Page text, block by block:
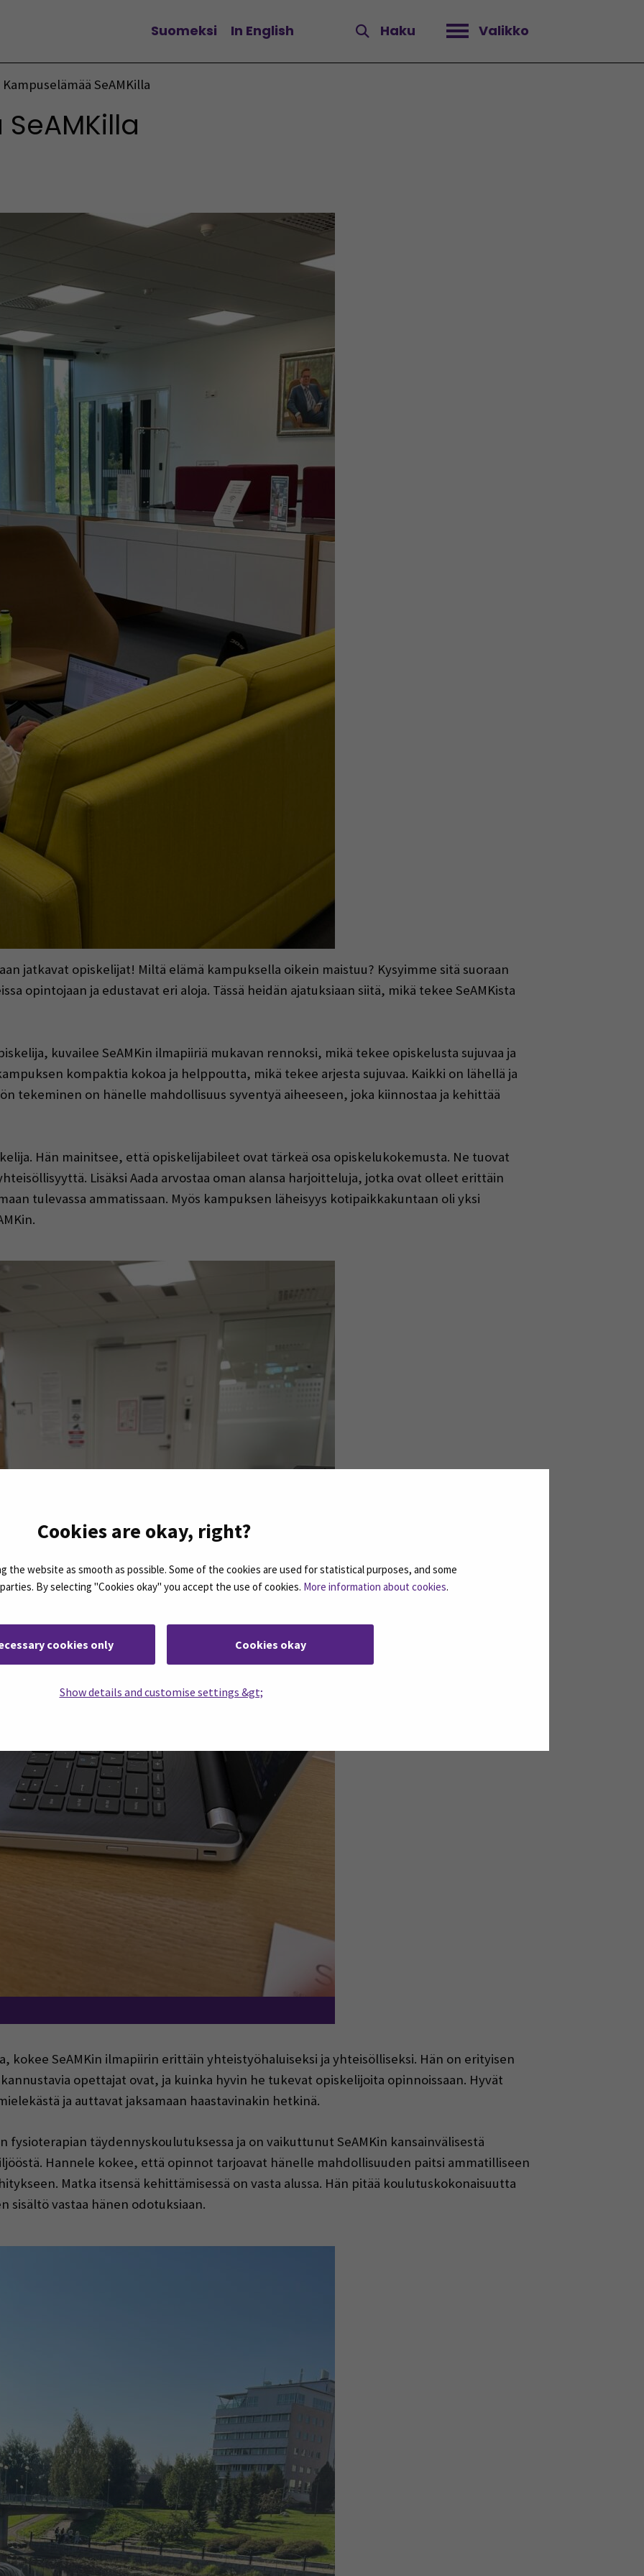
Cookies are okay, right?
the website as smooth as possible. Some of the cookies are used for statistical purposes, and some
By selecting "Cookies okay" you accept the use of cookies. More information about cookies.
cookies only Cookies okay
Show details and customise settings &gt;
Vaihda kieltä
Suomeksi In English Haku Valikko
Avaa valikko
Kampuselämää SeAMKilla
jatkavat opiskelijat! Miltä elämä kampuksella oikein maistuu? Kysyimme sitä suoraan
opintojaan ja edustavat eri aloja. Tässä heidän ajatuksiaan siitä, mikä tekee SeAMKista
kuvailee SeAMKin ilmapiiriä mukavan rennoksi, mikä tekee opiskelusta sujuvaa ja
kompaktia kokoa ja helppoutta, mikä tekee arjesta sujuvaa. Kaikki on lähellä ja
tekeminen on hänelle mahdollisuus syventyä aiheeseen, joka kiinnostaa ja kehittää
Hän mainitsee, että opiskelijabileet ovat tärkeä osa opiskelukokemusta. Ne tuovat
Lisäksi Aada arvostaa oman alansa harjoitteluja, jotka ovat olleet erittäin
tulevassa ammatissaan. Myös kampuksen läheisyys kotipaikkakuntaan oli yksi
kokee SeAMKin ilmapiirin erittäin yhteistyöhaluiseksi ja yhteisölliseksi. Hän on erityisen
opettajat ovat, ja kuinka hyvin he tukevat opiskelijoita opinnoissaan. Hyvät
ja auttavat jaksamaan haastavinakin hetkinä.
täydennyskoulutuksessa ja on vaikuttunut SeAMKin kansainvälisestä
Hannele kokee, että opinnot tarjoavat hänelle mahdollisuuden paitsi ammatilliseen
Matka itsensä kehittämisessä on vasta alussa. Hän pitää koulutuskokonaisuutta
sisältö vastaa hänen odotuksiaan.